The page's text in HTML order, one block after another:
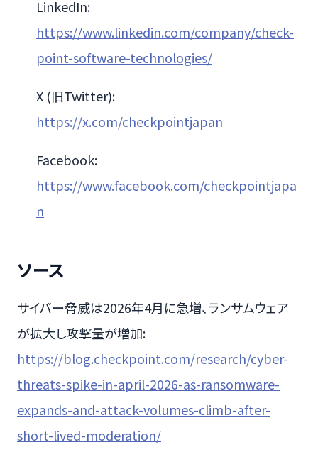
LinkedIn:
https://www.linkedin.com/company/check-
point-software-technologies/
X (旧Twitter):
https://x.com/checkpointjapan
Facebook:
https://www.facebook.com/checkpointjapa
n
ソース
サイバー脅威は2026年4月に急増、ランサムウェア
が拡大し攻撃量が増加:
https://blog.checkpoint.com/research/cyber-
threats-spike-in-april-2026-as-ransomware-
expands-and-attack-volumes-climb-after-
short-lived-moderation/